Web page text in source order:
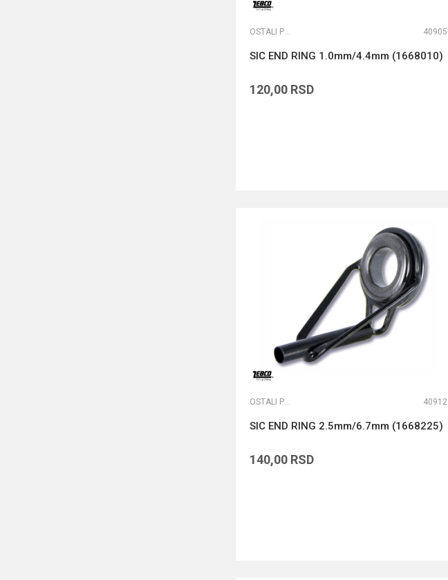
OSTALI PRIBOR 40905
SIC END RING 1.0mm/4.4mm (1668010)
120,00 RSD
OSTALI PRIBOR 40912
SIC END RING 2.5mm/6.7mm (1668225)
140,00 RSD